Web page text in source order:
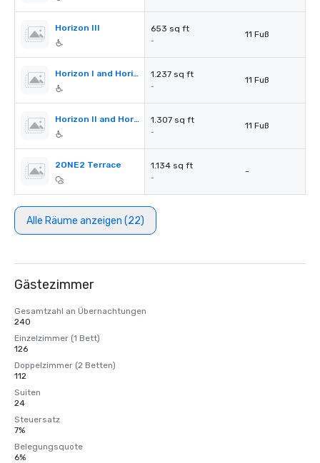
Horizon III 653 sq ft
-
11 Fuß
Horizon I and Horizon II 1.237 sq ft
-
11 Fuß
Horizon II and Horizon III 1.307 sq ft
-
11 Fuß
2ONE2 Terrace 1.134 sq ft
-
-
Alle Räume anzeigen (22)
Gästezimmer
Gesamtzahl an Übernachtungen
240
Einzelzimmer (1 Bett)
126
Doppelzimmer (2 Betten)
112
Suiten
24
Steuersatz
7%
Belegungsquote
6%